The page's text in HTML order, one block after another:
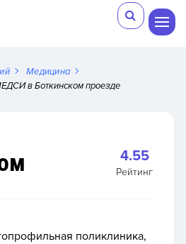
Медицина
в Боткинском проезде
4.55
Рейтинг
поликлиника,